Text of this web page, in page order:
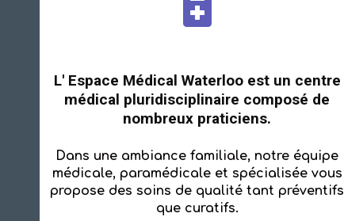
L' Espace Médical Waterloo est un centre
médical pluridisciplinaire composé de
nombreux praticiens.
Dans une ambiance familiale, notre équipe
médicale, paramédicale et spécialisée vous
propose des soins de qualité tant préventifs
que curatifs.